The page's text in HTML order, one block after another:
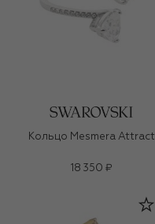
Кольцо Mesmera Attract
18 350 ₽